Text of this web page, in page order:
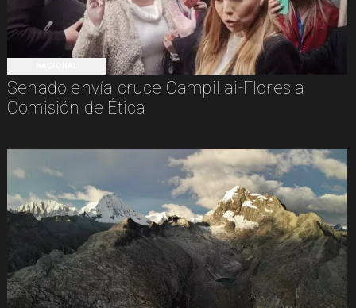
Senado envía cruce Campillai-Flores a
Comisión de Ética